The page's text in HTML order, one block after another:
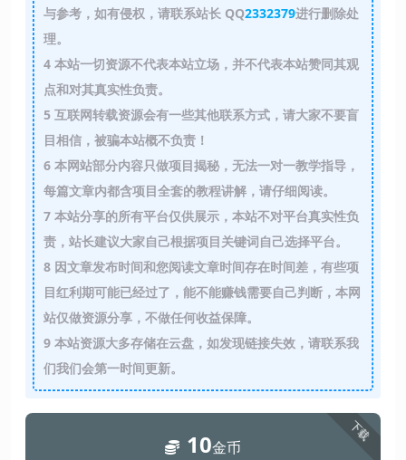
与参考，如有侵权，请联系站长 QQ2332379进行删除处
理。
4本站一切资源不代表本站立场，并不代表本站赞同其观
点和对其真实性负责。
5互联网转载资源会有一些其他联系方式，请大家不要盲
目相信，被骗本站概不负责！
6本网站部分内容只做项目揭秘，无法一对一教学指导，
每篇文章内都含项目全套的教程讲解，请仔细阅读。
7本站分享的所有平台仅供展示，本站不对平台真实性负
责，站长建议大家自己根据项目关键词自己选择平台。
8因文章发布时间和您阅读文章时间存在时间差，有些项
目红利期可能已经过了，能不能赚钱需要自己判断，本网
站仅做资源分享，不做任何收益保障。
9本站资源大多存储在云盘，如发现链接失效，请联系我
们我们会第一时间更新。
下载
10金币